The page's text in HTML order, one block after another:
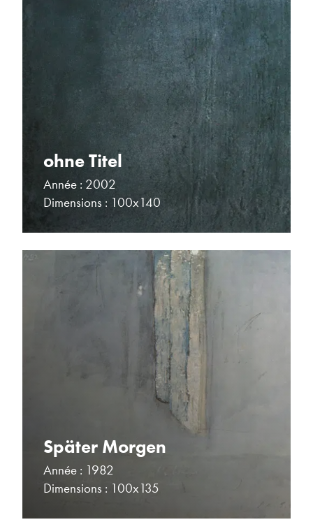
ohne Titel
Année : 2002
Dimensions : 100x140
Später Morgen
Année : 1982
Dimensions : 100x135